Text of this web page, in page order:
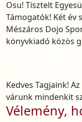
Osu! Tisztelt
Támogatók! Két év
Mészáros Dojo
könyvkiadó közös
Kedves Tagjaink!
várunk mindenkit
Vélemény,